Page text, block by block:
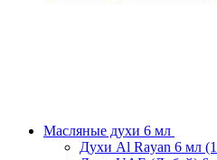
Масляные духи 6 мл
Духи Al Rayan 6 мл